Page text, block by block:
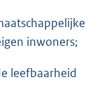
inwoners;
leefbaarheid